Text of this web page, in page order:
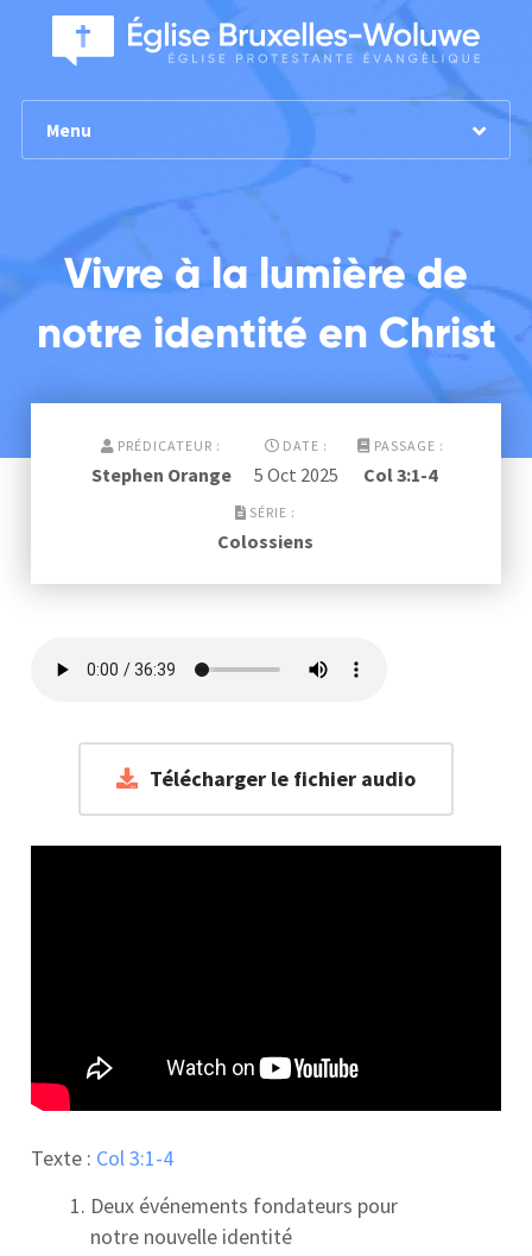
Menu
Vivre à la lumière de
notre identité en Christ
PRÉDICATEUR :
Stephen Orange
DATE :
5 Oct 2025
PASSAGE :
Col 3:1-4
SÉRIE :
Colossiens
Télécharger le fichier audio
Texte : Col 3:1-4
Deux événements fondateurs pour
notre nouvelle identité